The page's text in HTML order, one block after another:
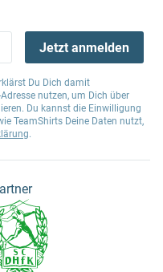
Jetzt anmelden
Du Dich damit
nutzen, um Dich über
Du kannst die Einwilligung
TeamShirts Deine Daten nutzt,
.